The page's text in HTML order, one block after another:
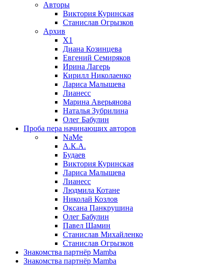
Авторы
Виктория Куринская
Станислав Огрызков
Архив
X1
Диана Козинцева
Евгений Семиряков
Ирина Лагерь
Кирилл Николаенко
Лариса Малышева
Лианесс
Марина Аверьянова
Наталья Зубрилина
Олег Бабулин
Проба пера начинающих авторов
NaMe
А.К.А.
Будаев
Виктория Куринская
Лариса Малышева
Лианесс
Людмила Котане
Николай Козлов
Оксана Панкрушина
Олег Бабулин
Павел Шамин
Станислав Михайленко
Станислав Огрызков
Знакомства партнёр Mamba
Знакомства партнёр Mamba